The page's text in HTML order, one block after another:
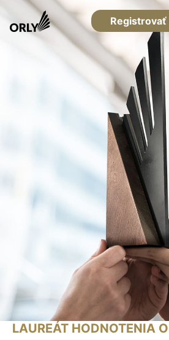
Registrovať
LAUREÁT HODNOTENIA